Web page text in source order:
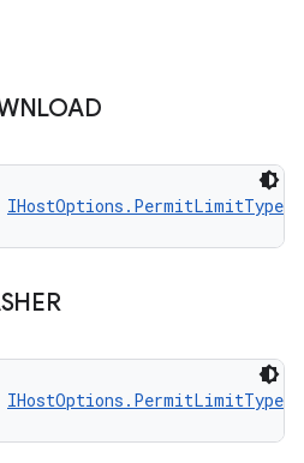
IHostOptions.PermitLimitType
IHostOptions.PermitLimitType